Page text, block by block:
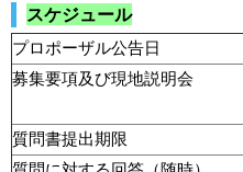
スケジュール
プロポーザル公告日
募集要項及び現地説明会
質問書提出期限